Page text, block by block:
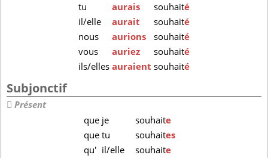
tu
aurais souhaité
il/elle
aurait souhaité
nous
aurions souhaité
vous
auriez souhaité
ils/ellesauraient souhaité
Subjonctif
Présent
que je souhaite
quetu souhaites
qu' il/elle souhaite